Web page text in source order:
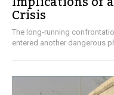
Crisis
The long-running
entered another dangerous